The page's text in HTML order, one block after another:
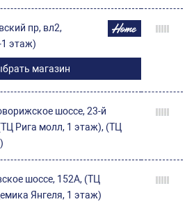
пр, вл2,
этаж)
магазин
шоссе, 23-й
Рига молл, 1 этаж), (ТЦ
шоссе, 152А, (ТЦ
Янгеля, 1 этаж)